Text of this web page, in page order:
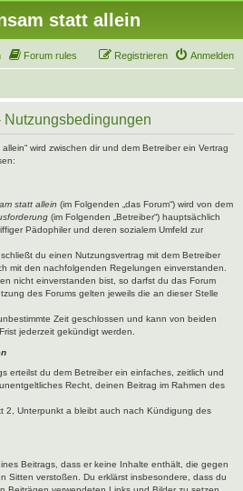
statt allein
Forum rules Anmelden
Registrieren
Nutzungsbedingungen
wird zwischen dir und dem Betreiber ein Vertrag
statt allein (im Folgenden „das Forum“) wird von dem
(im Folgenden „Betreiber“) hauptsächlich
Pädophiler und deren sozialem Umfeld zur
du einen Nutzungsvertrag mit dem Betreiber
mit den nachfolgenden Regelungen einverstanden.
nicht einverstanden bist, so darfst du das Forum
des Forums gelten jeweils die an dieser Stelle
Zeit geschlossen und kann von beiden
jederzeit gekündigt werden.
erteilst du dem Betreiber ein einfaches, zeitlich und
Recht, deinen Beitrag im Rahmen des
2, Unterpunkt a bleibt auch nach Kündigung des
Beitrags, dass er keine Inhalte enthält, die gegen
Sitten verstoßen. Du erklärst insbesondere, dass du